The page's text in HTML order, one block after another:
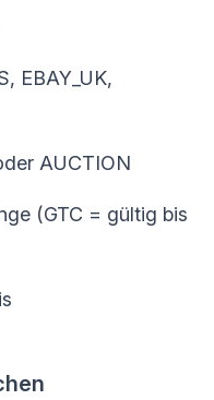
EBAY_UK,
AUCTION
(GTC = gültig bis